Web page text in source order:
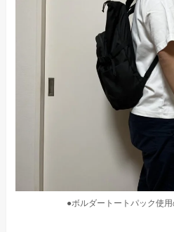
●ボルダートートパック使用